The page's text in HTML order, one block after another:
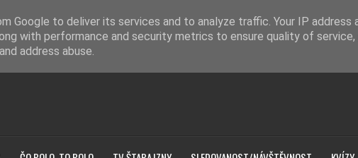
Google to deliver its services and to analyze traffic. Your IP address
with performance and security metrics to ensure quality of service,
address abuse.